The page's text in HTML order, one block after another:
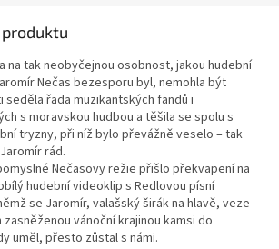
na tak neobyčejnou osobnost, jakou hudební
Nečas bezesporu byl, nemohla být
seděla řada muzikantských fandů i
s moravskou hudbou a těšila se spolu s
tryzny, při níž bylo převážně veselo – tak
rád.
Nečasovy režie přišlo překvapení na
hudební videoklip s Redlovou písní
se Jaromír, valašský širák na hlavě, veze
vánoční krajinou kamsi do
uměl, přesto zůstal s námi.